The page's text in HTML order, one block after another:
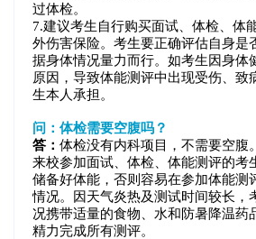
过体检。
7.建议考生自行购买面试、体检、体
外伤害保险。考生要正确评估自身是
据身体情况量力而行。如考生因身体
原因，导致体能测评中出现受伤、致
生本人承担。
问：体检需要空腹吗？
答： 体检没有内科项目，不需要空腹。
来校参加面试、体检、体能测评的考
储备好体能，否则容易在参加体能测
情况。因天气炎热及测试时间较长，
况携带适量的食物、水和防暑降温药
精力完成所有测评。